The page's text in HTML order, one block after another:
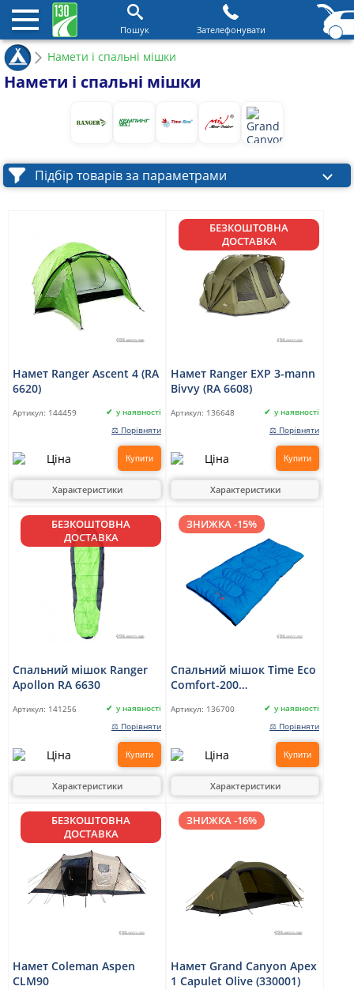
Пошук Зателефонувати
Намети і спальні мішки
Намети і спальні мішки
Підбір товарів за параметрами
Намет Ranger Ascent 4 (RA
6620)
Артикул: 144459
у наявності
⚖ Порівняти
Купити
Характеристики
БЕЗКОШТОВНА
ДОСТАВКА
Намет Ranger EXP 3-mann
Bivvy (RA 6608)
Артикул: 136648
у наявності
⚖ Порівняти
Купити
Характеристики
БЕЗКОШТОВНА
ДОСТАВКА
Спальний мішок Ranger
Apollon RA 6630
Артикул: 141256
у наявності
⚖ Порівняти
Купити
Характеристики
ЗНИЖКА -15%
Спальний мішок Time Eco
Comfort-200
Артикул: 136700
у наявності
⚖ Порівняти
Купити
Характеристики
БЕЗКОШТОВНА
ДОСТАВКА
Намет Coleman Aspen
CLM90
ЗНИЖКА -16%
Намет Grand Canyon Apex
1 Capulet Olive (330001)